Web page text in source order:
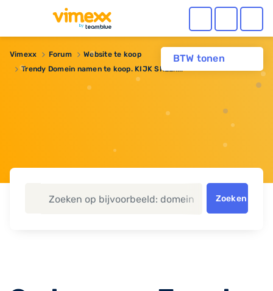
BTW tonen
Vimexx Forum
Website te koop
Trendy Domein namen te koop. KIJK SNEL!!!!!
Zoeken